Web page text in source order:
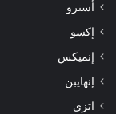
أسترو
إكسو
إنميكس
إنهايبن
اتزي